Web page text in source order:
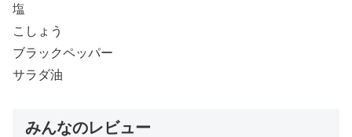
塩
こしょう
ブラックペッパー
サラダ油
みんなのレビュー